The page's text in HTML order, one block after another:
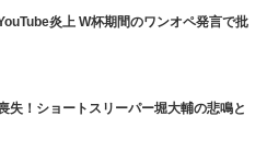
炎上 W杯期間のワンオペ発言で批
失！ショートスリーパー堀大輔の悲鳴と